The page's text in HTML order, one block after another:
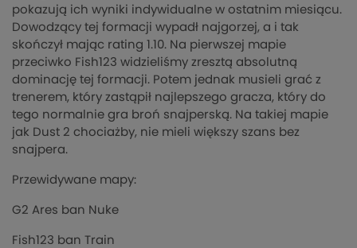
pokazują ich wyniki indywidualne w ostatnim miesiącu.
Dowodzący tej formacji wypadł najgorzej, a i tak
skończył mając rating 1.10. Na pierwszej mapie
przeciwko Fish123 widzieliśmy zresztą absolutną
dominację tej formacji. Potem jednak musieli grać z
trenerem, który zastąpił najlepszego gracza, który do
tego normalnie gra broń snajperską. Na takiej mapie
jak Dust 2 chociażby, nie mieli większy szans bez
snajpera.
Przewidywane mapy:
G2 Ares ban Nuke
Fish123 ban Train